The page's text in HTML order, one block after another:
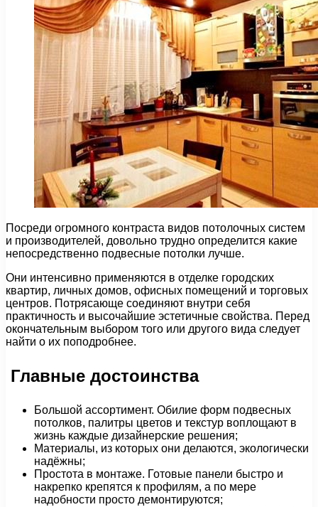
Посреди огромного контраста видов потолочных систем
и производителей, довольно трудно определится какие
непосредственно подвесные потолки лучше.
Они интенсивно применяются в отделке городских
квартир, личных домов, офисных помещений и торговых
центров. Потрясающе соединяют внутри себя
практичность и высочайшие эстетичные свойства. Перед
окончательным выбором того или другого вида следует
найти о их поподробнее.
Главные достоинства
Большой ассортимент. Обилие форм подвесных
потолков, палитры цветов и текстур воплощают в
жизнь каждые дизайнерские решения;
Материалы, из которых они делаются, экологически
надёжны;
Простота в монтаже. Готовые панели быстро и
накрепко крепятся к профилям, а по мере
надобности просто демонтируются;